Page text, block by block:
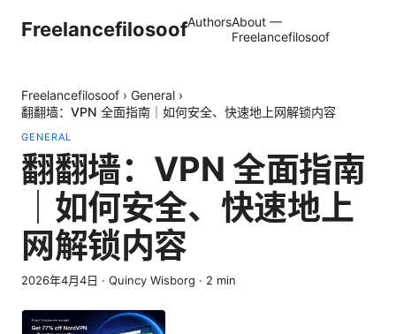
FreelancefilosoofAuthorsAbout —
Freelancefilosoof
Freelancefilosoof › General ›
翻翻墙：VPN 全面指南｜如何安全、快速地上网解锁内容
GENERAL
翻翻墙：VPN 全面指南
｜如何安全、快速地上
网解锁内容
2026年4月4日 · Quincy Wisborg · 2 min